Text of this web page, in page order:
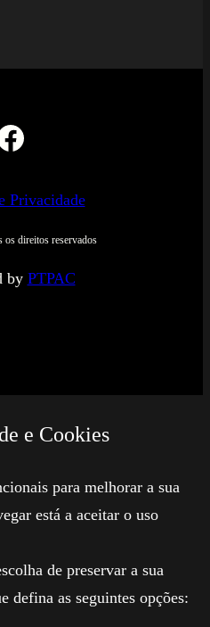
Privacidade
direitos reservados
by PTPAC
e Cookies
para melhorar a sua
está a aceitar o uso
de preservar a sua
defina as seguintes opções: